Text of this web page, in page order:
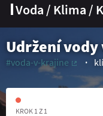
Voda / Klima /
Udržení
#voda-v-krajine
KROK 1 Z 1